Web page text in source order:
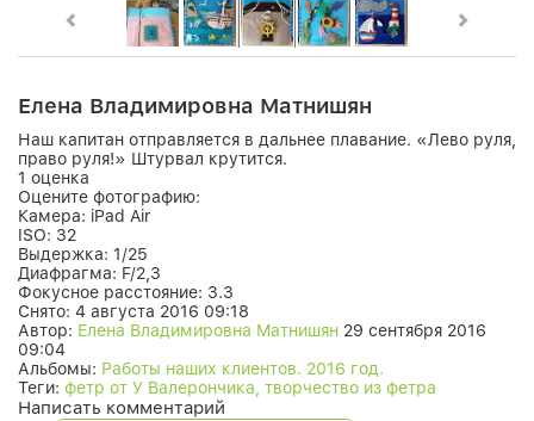
Елена Владимировна Матнишян
Наш капитан отправляется в дальнее плавание. «Лево руля,
право руля!» Штурвал крутится.
1 оценка
Оцените фотографию:
Камера: iPad Air
ISO: 32
Выдержка: 1/25
Диафрагма: F/2,3
Фокусное расстояние: 3.3
Снято: 4 августа 2016 09:18
Автор: Елена Владимировна Матнишян 29 сентября 2016
09:04
Альбомы: Работы наших клиентов. 2016 год.
Теги: фетр от У Валерончика, творчество из фетра
Написать комментарий